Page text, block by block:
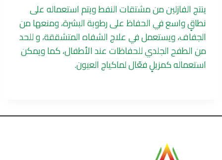
ينتج الفازلين من مشتقات النفط ويتم استعماله على
نطاقٍ واسع في الحفاظ على رطوبة البشرة، ومنعها من
الجفاف، ويستعمل في علاج الشفاه المتشققة، و للحد
من الطفح الجلدي للحفاظات عند الأطفال، كما ويمكن
استعماله كمزيلٍ فعّال لماكياج العيون.